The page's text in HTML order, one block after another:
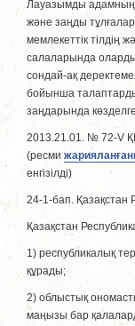
Лауазымды адамның
және заңды
мемлекеттiк тiлдің
салаларында
сондай-ақ
бойынша
заңдарында
2013.21.01. № 72-V
(ресми
енгізiлдi)
24-1-бап. Қазақстан
Қазақстан
1) республикалық
құрады;
2) облыстық
маңызы бар